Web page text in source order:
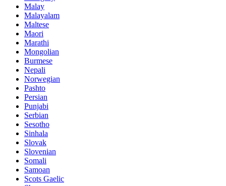
Malay
Malayalam
Maltese
Maori
Marathi
Mongolian
Burmese
Nepali
Norwegian
Pashto
Persian
Punjabi
Serbian
Sesotho
Sinhala
Slovak
Slovenian
Somali
Samoan
Scots Gaelic